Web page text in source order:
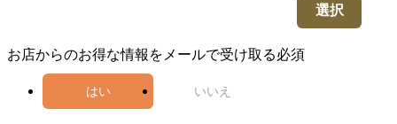
選択
お店からのお得な情報をメールで受け取る必須
はい いいえ